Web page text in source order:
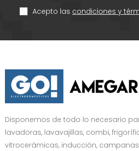
Acepto las condiciones y
Disponemos de todo lo necesario
lavadoras, lavavajillas, combi,
vitrocerámicas, inducción,